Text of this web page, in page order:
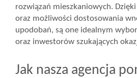
rozwiązań mieszkaniowych.
oraz możliwości dostosowania
upodobań, są one idealnym
oraz inwestorów szukających
Jak nasza agencja